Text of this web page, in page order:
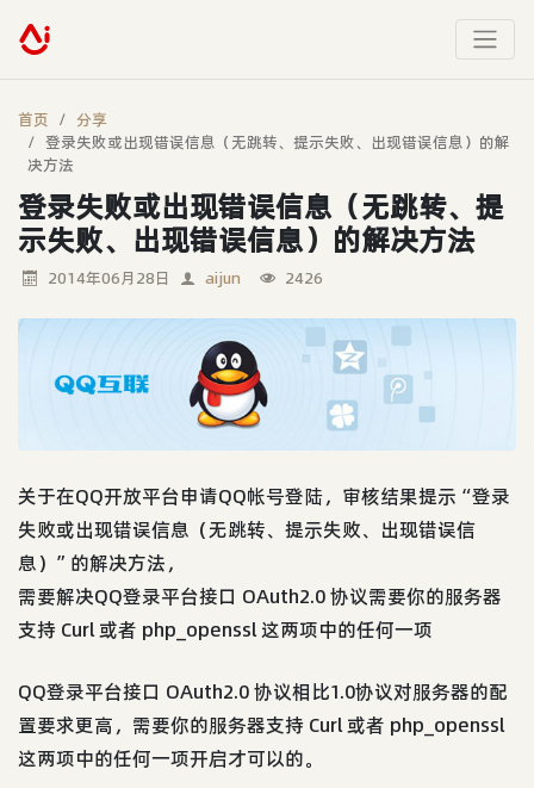
首页
分享
登录失败或出现错误信息（无跳转、提示失败、出现错误信息）的解
决方法
登录失败或出现错误信息（无跳转、提
示失败、出现错误信息）的解决方法
2014年06月28日 aijun 2426
关于在QQ开放平台申请QQ帐号登陆，审核结果提示“登录
失败或出现错误信息（无跳转、提示失败、出现错误信
息）”的解决方法，
需要解决QQ登录平台接口 OAuth2.0 协议需要你的服务器
支持 Curl 或者 php_openssl 这两项中的任何一项
QQ登录平台接口 OAuth2.0 协议相比1.0协议对服务器的配
置要求更高，需要你的服务器支持 Curl 或者 php_openssl
这两项中的任何一项开启才可以的。